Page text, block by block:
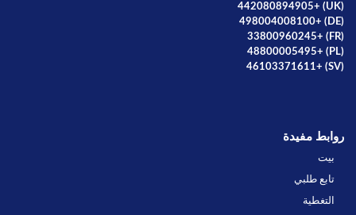
(UK) +442080894905
(DE) +498004008100
(FR) +33800960245
(PL) +48800005495
(SV) +46103371611
روابط مفيدة
بيت
تابع طلبي
التغطية